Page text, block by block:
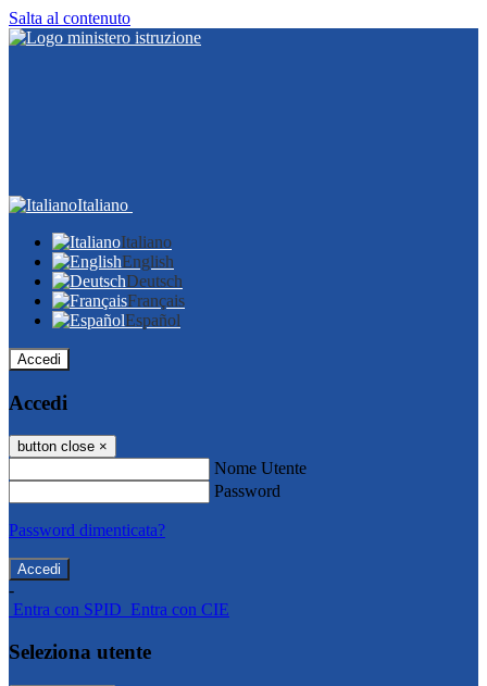
Salta al contenuto
Italiano
Italiano
English
Deutsch
Français
Español
Accedi
Accedi
button close ×
Nome Utente
Password
Password dimenticata?
-
Entra con SPID Entra con CIE
Seleziona utente